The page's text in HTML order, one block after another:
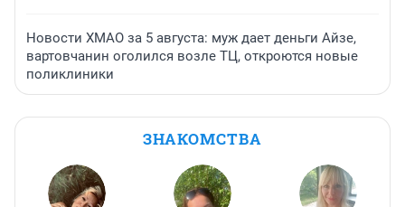
Новости ХМАО за 5 августа: муж дает деньги Айзе,
вартовчанин оголился возле ТЦ, откроются новые
поликлиники
ЗНАКОМСТВА